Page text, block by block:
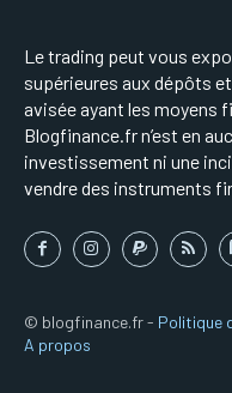
Le trading peut vous
supérieures aux dépôts
avisée ayant les moyens
Blogfinance.fr n’est en
investissement ni une
vendre des instruments
© blogfinance.fr - Politique
A propos